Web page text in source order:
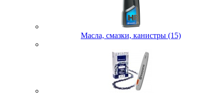
Масла, смазки, канистры (15)